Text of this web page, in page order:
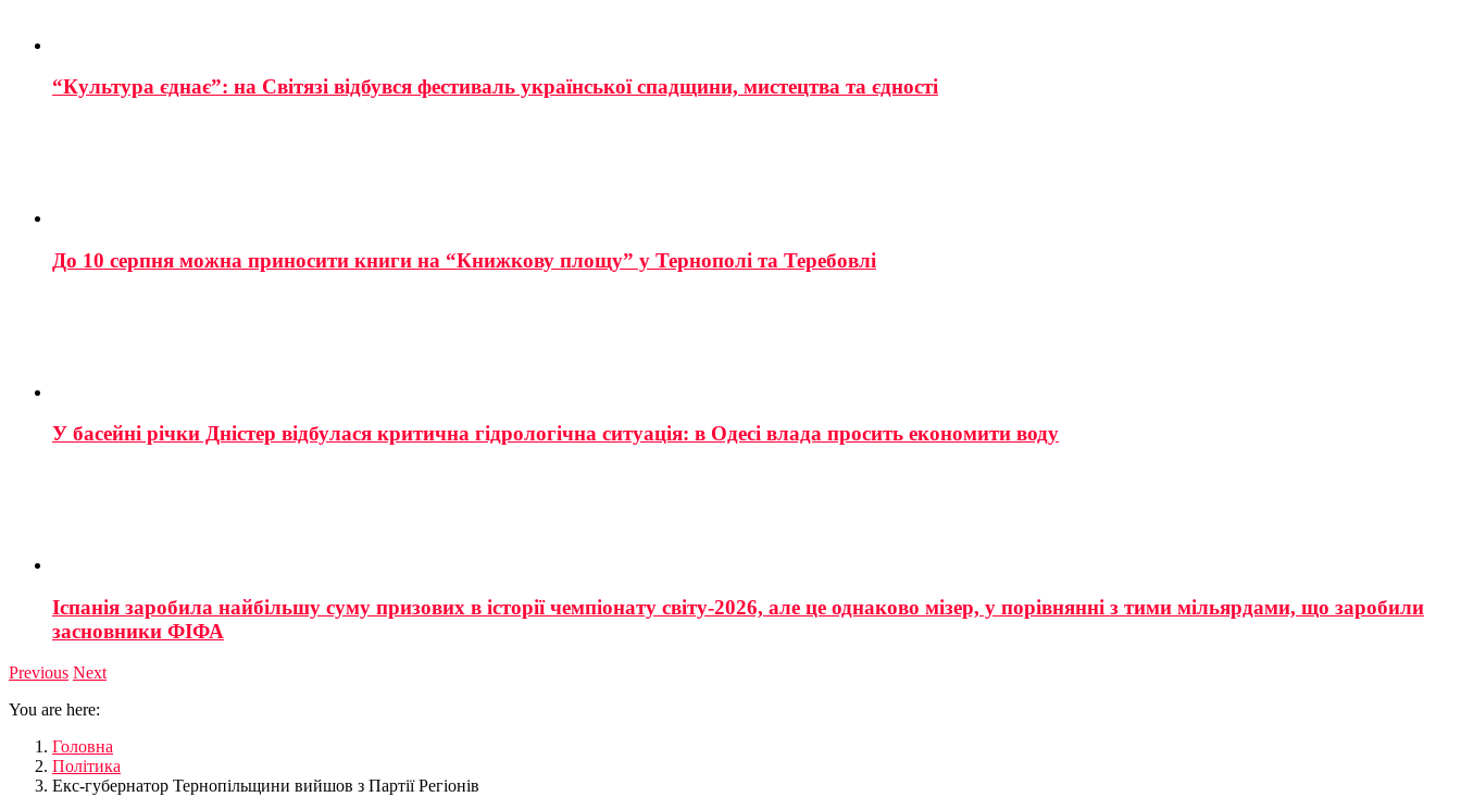
“Культура єднає”: на Світязі відбувся фестиваль української спадщини, мистецтва та єдності
До 10 серпня можна приносити книги на “Книжкову площу” у Тернополі та Теребовлі
У басейні річки Дністер відбулася критична гідрологічна ситуація: в Одесі влада просить економити воду
Іспанія заробила найбільшу суму призових в історії чемпіонату світу-2026, але це однаково мізер, у порівнянні з тими мільярдами, що заробили
засновники ФІФА
Previous Next
You are here:
Головна
Політика
Екс-губернатор Тернопільщини вийшов з Партії Регіонів